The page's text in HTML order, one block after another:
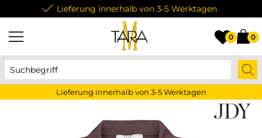
Lieferung innerhalb von 3-5 Werktagen
0 0
Lieferung innerhalb von 3-5 Werktagen